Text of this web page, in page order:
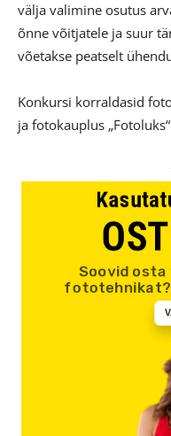
välja valimine osutus
õnne võitjatele ja suur
võetakse peatselt
Konkursi korraldasid
ja fotokauplus